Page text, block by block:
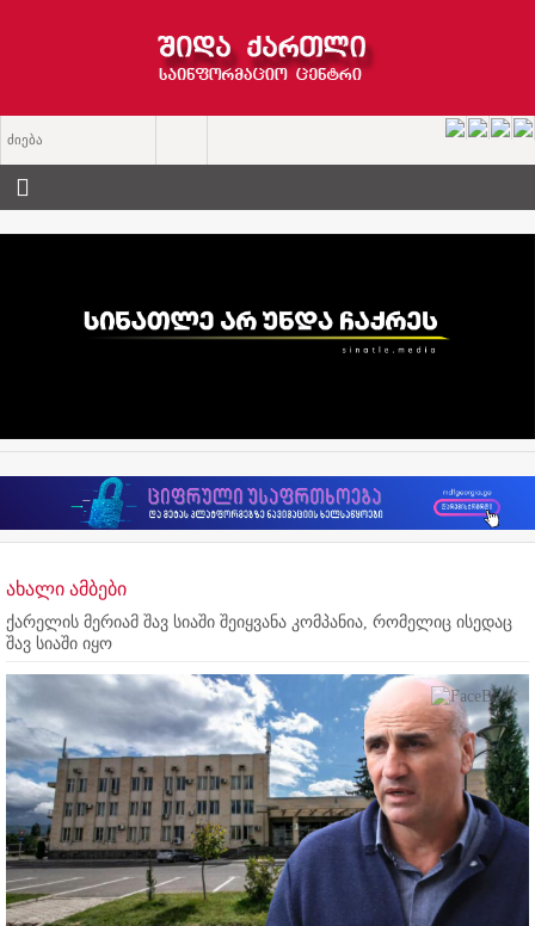
ახალი ამბები
ქარელის მერიამ შავ სიაში შეიყვანა კომპანია, რომელიც ისედაც
შავ სიაში იყო